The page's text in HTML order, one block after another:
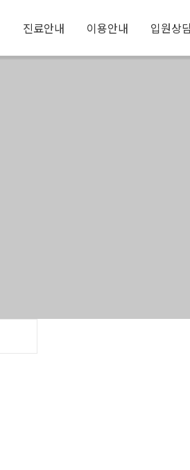
진료안내 이용안내 입원상